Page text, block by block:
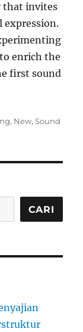
that invites
expression.
enrich the
first sound
, New,Sound
CARI